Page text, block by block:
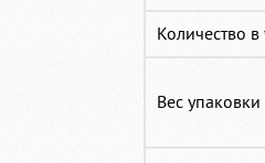
Количество
Вес упаковки